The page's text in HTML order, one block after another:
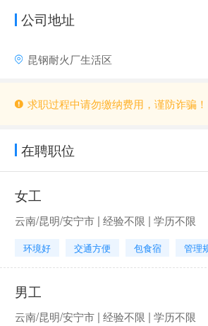
公司地址
昆钢耐火厂生活区
求职过程中请勿缴纳费用，谨防诈骗！
在聘职位
女工
云南/昆明/安宁市 | 经验不限 | 学历不限
环境好 交通方便 包食宿 管理
男工
云南/昆明/安宁市 | 经验不限 | 学历不限